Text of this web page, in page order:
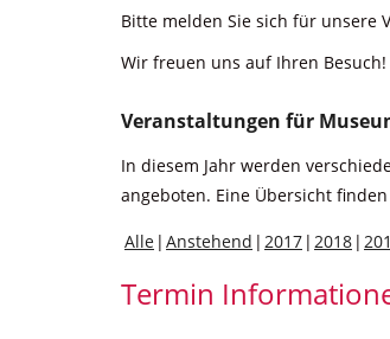
Bitte melden Sie sich für unsere
Wir freuen uns auf Ihren Besuch!
Veranstaltungen für
In diesem Jahr werden
angeboten. Eine Übersicht
Alle Anstehend 2017 2018
Termin